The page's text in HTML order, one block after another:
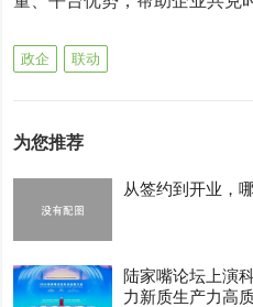
政企 联动
为您推荐
从签约到开业，
陆家嘴论坛上演
力新质生产力高